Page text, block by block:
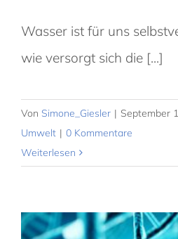
Wasser ist für uns
wie versorgt sich die [...]
Von Simone_Giesler | September
Umwelt | 0 Kommentare
Weiterlesen